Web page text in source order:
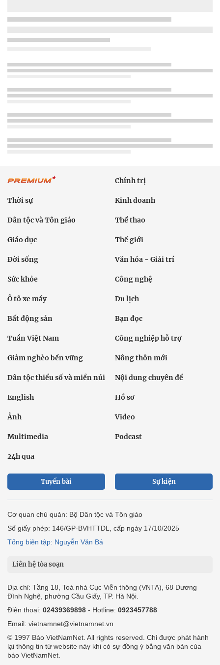
Chính trị
Thời sự Kinh doanh
Dân tộc và Tôn giáo Thể thao
Giáo dục Thế giới
Đời sống Văn hóa - Giải trí
Sức khỏe Công nghệ
Ô tô xe máy Du lịch
Bất động sản Bạn đọc
Tuần Việt Nam Công nghiệp hỗ trợ
Giảm nghèo bền vững Nông thôn mới
Dân tộc thiểu số và miền núi Nội dung chuyên đề
English Hồ sơ
Ảnh Video
Multimedia Podcast
24h qua
Tuyến bài Sự kiện
Cơ quan chủ quản: Bộ Dân tộc và Tôn giáo
Số giấy phép: 146/GP-BVHTTDL, cấp ngày 17/10/2025
Tổng biên tập: Nguyễn Văn Bá
Liên hệ tòa soạn
Địa chỉ: Tầng 18, Toà nhà Cục Viễn thông (VNTA), 68 Dương
Đình Nghệ, phường Cầu Giấy, TP. Hà Nội.
Điện thoại: 02439369898 - Hotline: 0923457788
Email: vietnamnet@vietnamnet.vn
© 1997 Báo VietNamNet. All rights reserved. Chỉ được phát hành
lại thông tin từ website này khi có sự đồng ý bằng văn bản của
báo VietNamNet.